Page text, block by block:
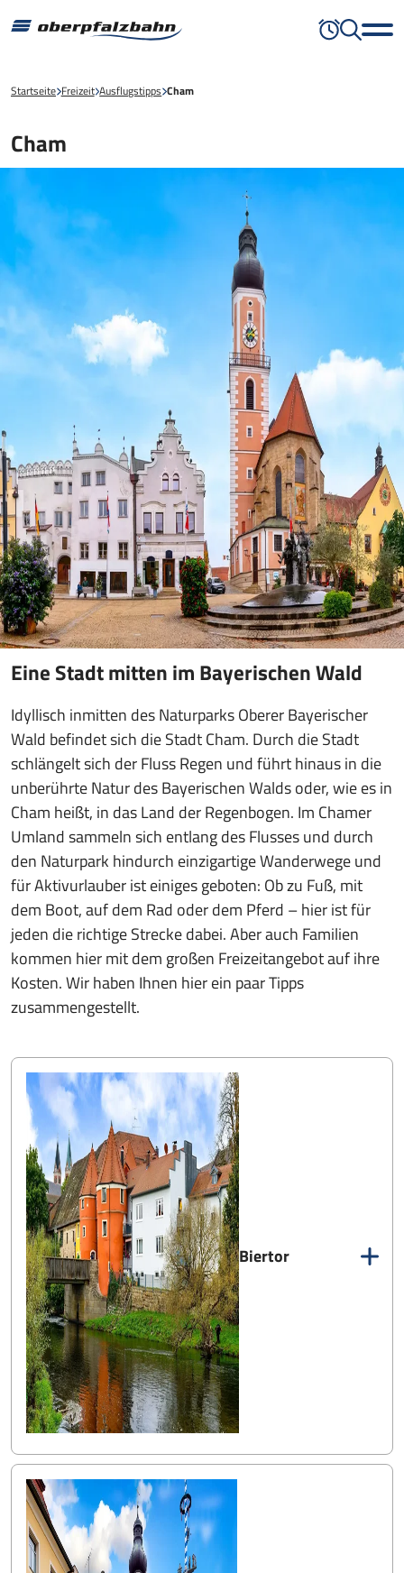
Startseite Freizeit Ausflugstipps Cham
Cham
Eine Stadt mitten im Bayerischen Wald
Idyllisch inmitten des Naturparks Oberer Bayerischer
Wald befindet sich die Stadt Cham. Durch die Stadt
schlängelt sich der Fluss Regen und führt hinaus in die
unberührte Natur des Bayerischen Walds oder, wie es in
Cham heißt, in das Land der Regenbogen. Im Chamer
Umland sammeln sich entlang des Flusses und durch
den Naturpark hindurch einzigartige Wanderwege und
für Aktivurlauber ist einiges geboten: Ob zu Fuß, mit
dem Boot, auf dem Rad oder dem Pferd – hier ist für
jeden die richtige Strecke dabei. Aber auch Familien
kommen hier mit dem großen Freizeitangebot auf ihre
Kosten. Wir haben Ihnen hier ein paar Tipps
zusammengestellt.
Biertor